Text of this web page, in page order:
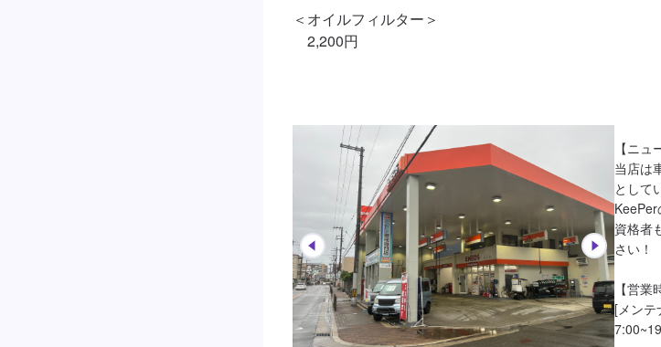
＜オイルフィルター＞
2,200円
【ニュ
当店は
として
資格者
さい！
【営業
[メンテ